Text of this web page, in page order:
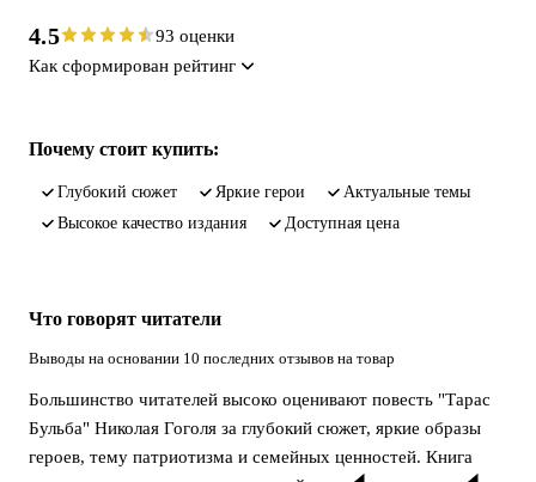
4.5
93 оценки
Как сформирован рейтинг
Почему стоит купить:
глубокий сюжет яркие герои
актуальные темы
высокое качество издания
доступная цена
Что говорят читатели
Выводы на основании 10 последних отзывов на товар
Большинство читателей высоко оценивают повесть "Тарас
Бульба" Николая Гоголя за глубокий сюжет, яркие образы
героев, тему патриотизма и семейных ценностей. Книга